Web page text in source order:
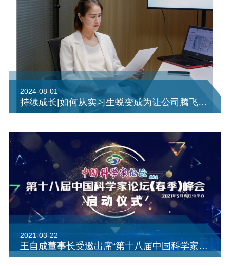
2024-08-01
持续成长|如何从实习生蜕变成为让公司腾飞的创始人
2021-03-22
王自成董事长受邀出席“第十八届中国科学家论坛（春季）峰会”